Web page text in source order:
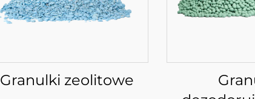
Granulki zeolitowe